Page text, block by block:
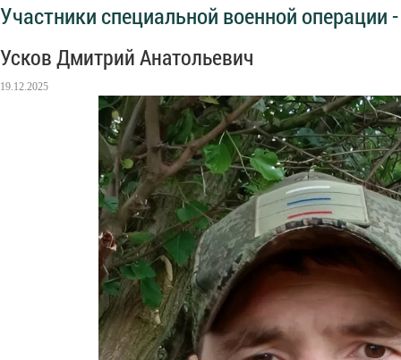
Участники специальной военной операции
Усков Дмитрий Анатольевич
19.12.2025